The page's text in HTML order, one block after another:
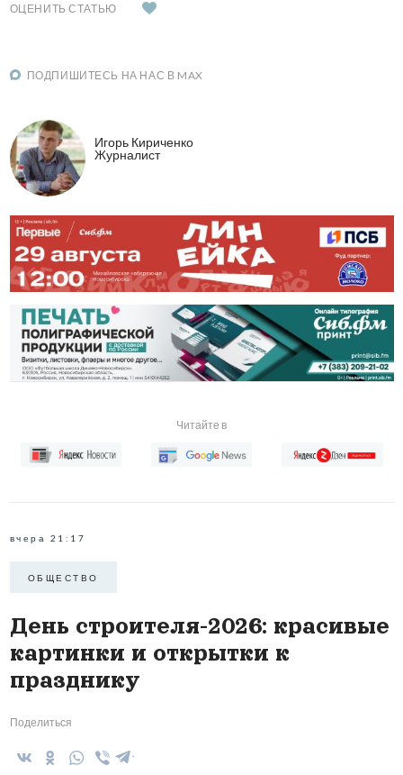
ОЦЕНИТЬ СТАТЬЮ
ПОДПИШИТЕСЬ НА НАС В MAX
Игорь Кириченко
Журналист
Читайте в
вчера 21:17
ОБЩЕСТВО
День строителя-2026: красивые
картинки и открытки к
празднику
Поделиться